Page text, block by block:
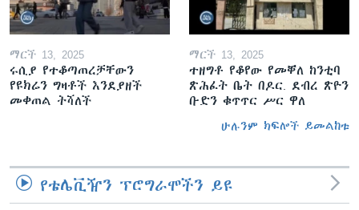
ማርች 13, 2025
ሩሲያ የተቆጣጠረቻቸውን
የዩክሬን ግዛቶች እንደያዘች
መቀጠል ትሻለች
ማርች 13, 2025
ተዘግቶ የቆየው የመቐለ ከንቲባ
ጽሕፈት ቤት በዶር. ደብረ ጽዮን
ቡድን ቁጥጥር ሥር ዋለ
ሁሉንም ክፍሎች ይመልከቱ
የቴሌቪዥን ፕሮግራሞችን ይዩ